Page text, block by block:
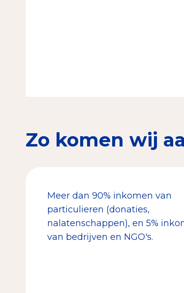
Zo komen wij
Meer dan 90% inkomen van
particulieren (donaties,
nalatenschappen), en 5%
van bedrijven en NGO's.